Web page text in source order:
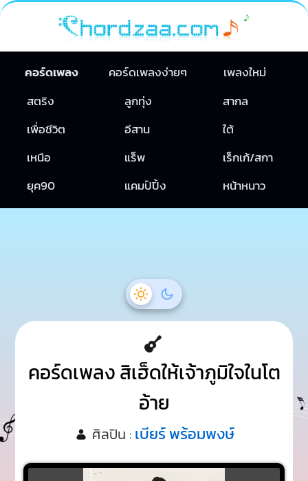
คอร์ดเพลง คอร์ดเพลงง่ายๆ
เพลงใหม่
สตริง
ลูกทุ่ง
สากล
เพื่อชีวิต
อีสาน
ใต้
เหนือ
แร็พ
เร็กเก้/สกา
ยุค90
แคมป์ปิ้ง หน้าหนาว
คอร์ดเพลง สิเฮ็ดให้เจ้าภูมิใจในโต
อ้าย
ศิลปิน : เบียร์ พร้อมพงษ์